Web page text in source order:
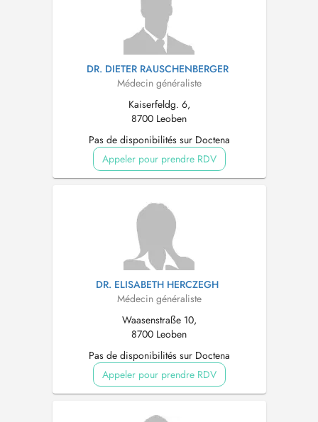
DR. DIETER RAUSCHENBERGER
Médecin généraliste
Kaiserfeldg. 6,
8700 Leoben
Pas de disponibilités sur Doctena
Appeler pour prendre RDV
DR. ELISABETH HERCZEGH
Médecin généraliste
Waasenstraße 10,
8700 Leoben
Pas de disponibilités sur Doctena
Appeler pour prendre RDV